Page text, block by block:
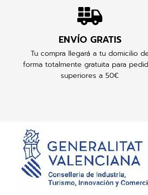
ENVÍO GRATIS
Tu compra llegará a tu domicilio
forma totalmente gratuita para
superiores a 50€